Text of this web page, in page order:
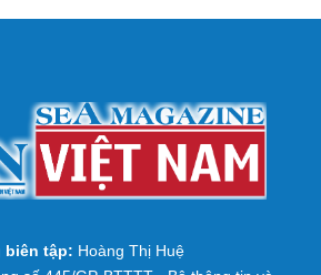
biên tập: Hoàng Thị Huệ